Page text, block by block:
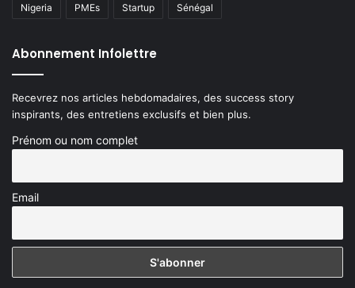
Nigeria PMEs Startup Sénégal
Abonnement Infolettre
Recevrez nos articles hebdomadaires, des success story
inspirants, des entretiens exclusifs et bien plus.
Prénom ou nom complet
Email